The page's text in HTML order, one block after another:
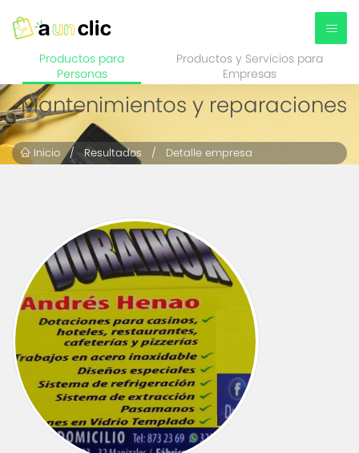
Productos para
Personas
Productos y Servicios para
Empresas
Mantenimientos y reparaciones
Inicio /Resultados / Detalle empresa